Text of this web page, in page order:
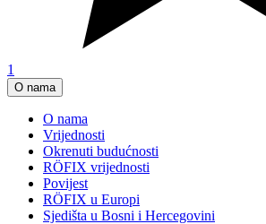
1
O nama
O nama
Vrijednosti
Okrenuti budućnosti
RÖFIX vrijednosti
Povijest
RÖFIX u Europi
Sjedišta u Bosni i Hercegovini